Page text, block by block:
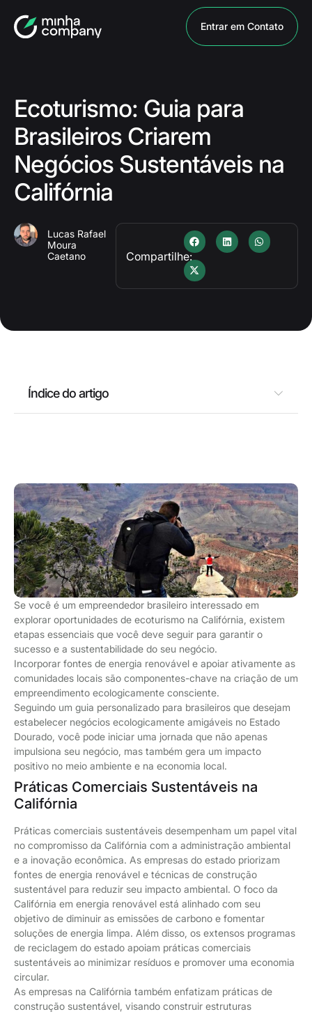
Entrar em Contato
Ecoturismo: Guia para
Brasileiros Criarem
Negócios Sustentáveis na
Califórnia
Lucas Rafael
Moura
Caetano
Compartilhe:
Índice do artigo
Se você é um empreendedor brasileiro interessado em
explorar oportunidades de ecoturismo na Califórnia, existem
etapas essenciais que você deve seguir para garantir o
sucesso e a sustentabilidade do seu negócio.
Incorporar fontes de energia renovável e apoiar ativamente as
comunidades locais são componentes-chave na criação de um
empreendimento ecologicamente consciente.
Seguindo um guia personalizado para brasileiros que desejam
estabelecer negócios ecologicamente amigáveis no Estado
Dourado, você pode iniciar uma jornada que não apenas
impulsiona seu negócio, mas também gera um impacto
positivo no meio ambiente e na economia local.
Práticas Comerciais Sustentáveis na
Califórnia
Práticas comerciais sustentáveis desempenham um papel vital
no compromisso da Califórnia com a administração ambiental
e a inovação econômica. As empresas do estado priorizam
fontes de energia renovável e técnicas de construção
sustentável para reduzir seu impacto ambiental. O foco da
Califórnia em energia renovável está alinhado com seu
objetivo de diminuir as emissões de carbono e fomentar
soluções de energia limpa. Além disso, os extensos programas
de reciclagem do estado apoiam práticas comerciais
sustentáveis ao minimizar resíduos e promover uma economia
circular.
As empresas na Califórnia também enfatizam práticas de
construção sustentável, visando construir estruturas